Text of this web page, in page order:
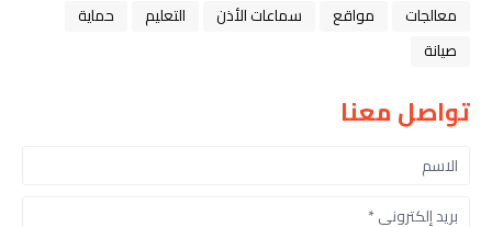
معالجات
مواقع سماعات الأذن التعليم
حماية
صيانة
تواصل معنا